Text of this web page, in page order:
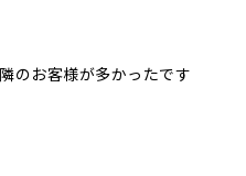
のお客様が多かったです